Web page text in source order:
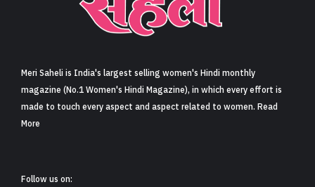
Meri Saheli is India's largest selling women's Hindi monthly
magazine (No.1 Women's Hindi Magazine), in which every effort is
made to touch every aspect and aspect related to women. Read
More
Follow us on: